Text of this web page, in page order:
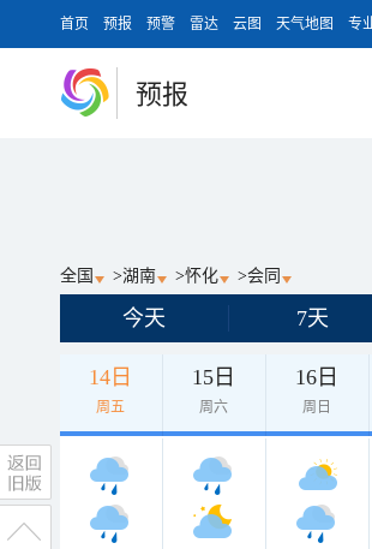
首页 预报 预警 雷达 云图 天气地图 专
预报
全国 >湖南 >怀化 >会同
今天 7天
14日
周五
15日
周六
16日
周日